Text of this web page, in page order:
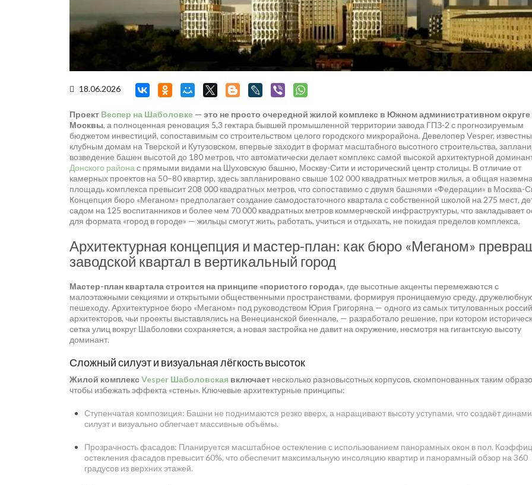
18.06.2026
Проект Веспер на Шаболовке — это не просто очередной жилой комплекс в Южном административном округе
Москвы, а полноценная реновация 5,3 гектара бывшей промышленной территории завода ГПЗ-2 с прогнозируемым
бюджетом инвестиций, сопоставимым со строительством целого городского микрорайона. Девелопер Vesper,
клубным домам на Тверской и Кутузовском, впервые заходит в формат масштабного высотного строительства,
возведение башен высотой до 180 метров, что автоматически делает комплекс самой высокой архитектурной
Донского района с прямыми видами на Шуховскую башню, Москву-Сити и исторический центр столицы. В отличие от
камерных проектов на 50–80 квартир, здесь запланировано свыше 102 000 квадратных метров жилья, а общая
площадь комплекса превысит 208 000 квадратных метров, что сопоставимо с двумя башнями «Федерации» в Москва-
Концепция бюро «Меганом» предполагает создание самодостаточного квартала с собственной школой на 275 мест,
садом на 125 воспитанников и более чем 70 000 квадратных метров коммерческой инфраструктуры, что закладывает
для формата «город в городе» — жильцы смогут жить, работать, учиться и отдыхать, не покидая пределов комплекса.
Архитектурная концепция и мастер-план: как бюро «Меганом»
заводской квартал в вертикальный город
Мастер-план квартала строится на принципе «пористого города», где высотные акценты перемежаются с
малоэтажными секциями и открытыми общественными пространствами, формируя проницаемую среду,
пешеходу. Архитектурное бюро «Меганом» под руководством Юрия Григоряна — одного из самых титулованных
архитекторов, чьи проекты выставлялись на Венецианской биеннале, — разработало решение, при котором
сетка улиц вокруг Шаболовки сохраняется, а новая застройка не давит на окружение, несмотря на гигантскую высоту
доминант.
Сложный силуэт и визуальная лёгкость высоток
Жилой комплексVesper Шаболовская включает несколько разновысотных корпусов, скомпонованных таким
чтобы избежать эффекта «стены». Ключевые архитектурные принципы:
Ступенчатая композиция: Башни не поднимаются резко вверх, а наращивают высоту уступами, что создаёт
силуэт и визуально облегчает массивные объёмы.
Прозрачность фасадов: Планируется масштабное остекление с использованием панорамных окон в пол.
остекления фасадов превысит 60%, что обеспечит максимальную инсоляцию квартир и панорамный обзор на 360
градусов из верхних этажей.